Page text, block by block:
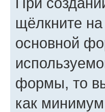
щёлкните
основной
формы, то
как